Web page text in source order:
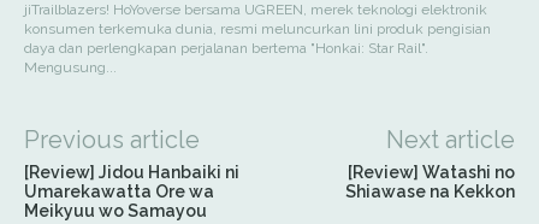
jiTrailblazers! HoYoverse bersama UGREEN, merek teknologi elektronik
konsumen terkemuka dunia, resmi meluncurkan lini produk pengisian
daya dan perlengkapan perjalanan bertema "Honkai: Star Rail".
Mengusung...
Previous article
[Review] Jidou Hanbaiki ni
Umarekawatta Ore wa
Meikyuu wo Samayou
Next article
[Review] Watashi no
Shiawase na Kekkon